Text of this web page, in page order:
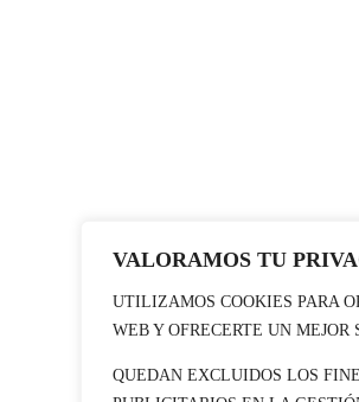
VALORAMOS TU
UTILIZAMOS COOKIES PARA
WEB Y OFRECERTE UN MEJOR
QUEDAN EXCLUIDOS LOS